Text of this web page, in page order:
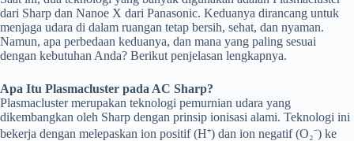
dari Sharp dan Nanoe X dari Panasonic. Keduanya dirancang untuk
menjaga udara di dalam ruangan tetap bersih, sehat, dan nyaman.
Namun, apa perbedaan keduanya, dan mana yang paling sesuai
dengan kebutuhan Anda? Berikut penjelasan lengkapnya.
Apa Itu Plasmacluster pada AC Sharp?
Plasmacluster merupakan teknologi pemurnian udara yang
dikembangkan oleh Sharp dengan prinsip ionisasi alami. Teknologi ini
bekerja dengan melepaskan ion positif (H⁺) dan ion negatif (O₂⁻) ke